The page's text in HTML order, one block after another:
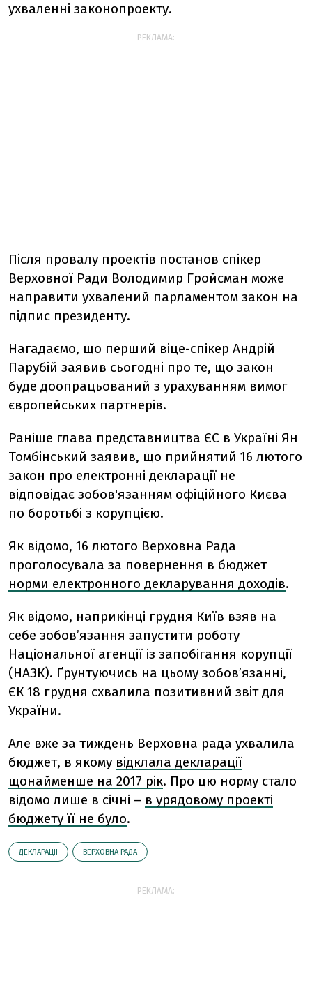
ухваленні законопроекту.
РЕКЛАМА:
Після провалу проектів постанов спікер
Верховної Ради Володимир Гройсман може
направити ухвалений парламентом закон на
підпис президенту.
Нагадаємо, що перший віце-спікер Андрій
Парубій заявив сьогодні про те, що закон
буде доопрацьований з урахуванням вимог
європейських партнерів.
Раніше глава представництва ЄС в Україні Ян
Томбінський заявив, що прийнятий 16 лютого
закон про електронні декларації не
відповідає зобов'язанням офіційного Києва
по боротьбі з корупцією.
Як відомо, 16 лютого Верховна Рада
проголосувала за повернення в бюджет
норми електронного декларування доходів.
Як відомо, наприкінці грудня Київ взяв на
себе зобов’язання запустити роботу
Національної агенції із запобігання корупції
(НАЗК). Ґрунтуючись на цьому зобов’язанні,
ЄК 18 грудня схвалила позитивний звіт для
України.
Але вже за тиждень Верховна рада ухвалила
бюджет, в якому відклала декларації
щонайменше на 2017 рік. Про цю норму стало
відомо лише в січні – в урядовому проекті
бюджету її не було.
ДЕКЛАРАЦІЇ ВЕРХОВНА РАДА
РЕКЛАМА: